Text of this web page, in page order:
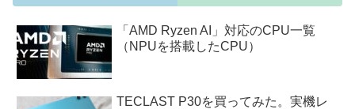
「AMD Ryzen AI」対応のCPU一覧
（NPUを搭載したCPU）
TECLAST P30を買ってみた。実機レ